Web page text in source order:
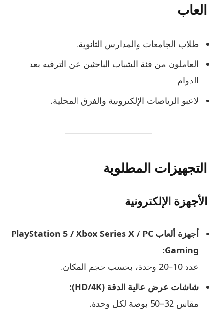
العاب
طلاب الجامعات والمدارس الثانوية.
العاملون من فئة الشباب الباحثين عن الترفيه بعد
الدوام.
لاعبو الرياضات الإلكترونية والفرق المحلية.
التجهيزات المطلوبة
الأجهزة الإلكترونية
أجهزة ألعاب PlayStation 5 / Xbox Series X / PC
Gaming:
عدد 10–20 وحدة، بحسب حجم المكان.
شاشات عرض عالية الدقة (HD/4K):
مقاس 32–50 بوصة لكل وحدة.